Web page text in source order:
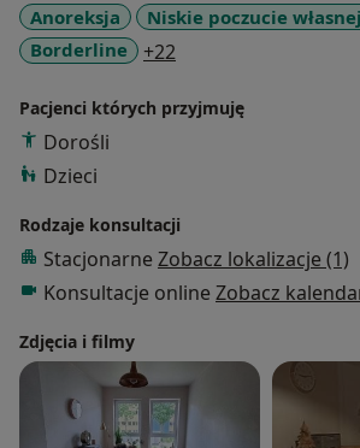
Anoreksja
Niskie poczucie
Borderline
+22
Pacjenci których przyjmuję
Dorośli
Dzieci
Rodzaje konsultacji
Stacjonarne Zobacz lokalizacje (1)
Konsultacje online Zobacz
Zdjęcia i filmy